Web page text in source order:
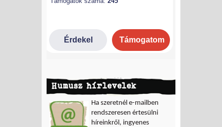
Humusz hírlevelek
Ha szeretnél e-mailben
rendszeresen értesülni
híreinkről, ingyenes